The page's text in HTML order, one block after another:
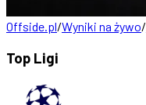
Offside.pl/Wyniki na żywo/
Top Ligi